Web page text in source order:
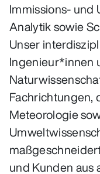
Immissions- und
Analytik sowie
Unser
Ingenieur*innen
Fachrichtungen,
Meteorologie
und Kunden aus